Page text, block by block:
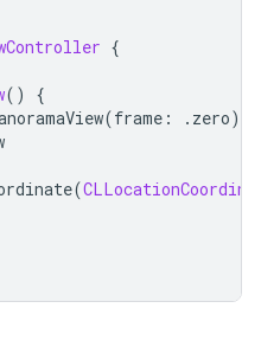
{
()
{
(frame : . zero)
(